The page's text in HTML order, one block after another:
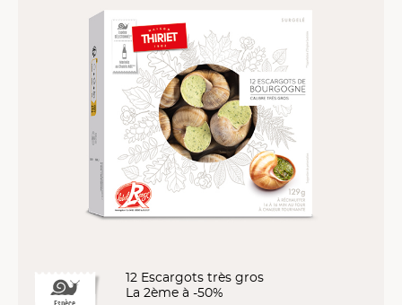
12 Escargots très gros
La 2ème à -50%